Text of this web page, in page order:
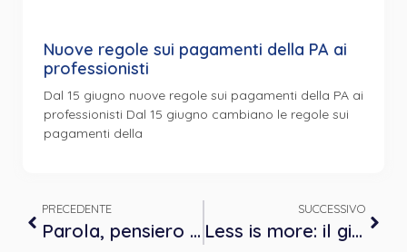
Nuove regole sui pagamenti della PA ai
professionisti
Dal 15 giugno nuove regole sui pagamenti della PA ai
professionisti Dal 15 giugno cambiano le regole sui
pagamenti della
PRECEDENTE
Parola, pensiero e intuizione analogica: strumenti per il Sé creativo, nell’individuo e nel gruppo
SUCCESSIVO
Less is more: il gioco nella psicoterapia infantile – lunedì 17 ottobre 2022 dalle ore 18:30